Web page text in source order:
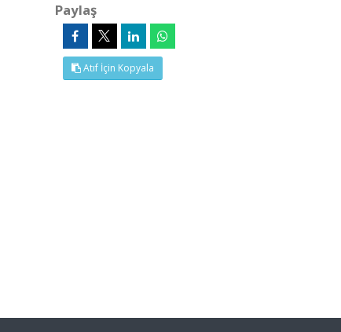
Paylaş
Atıf İçin Kopyala